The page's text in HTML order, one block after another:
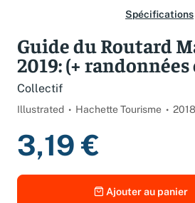
Guide du Routard
2019: (+
3,19 €